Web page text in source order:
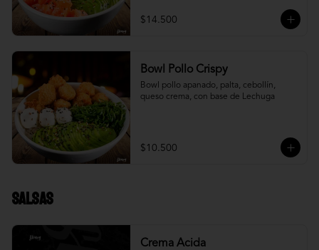
$14.500
Bowl Pollo Crispy
Bowl pollo apanado, palta, cebollín,
queso crema, con base de Lechuga
$10.500
Salsas
Crema Acida